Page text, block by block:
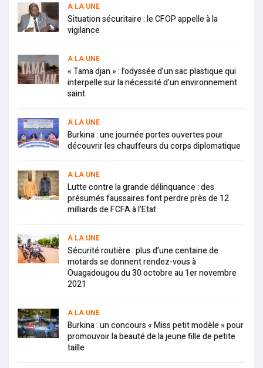
A LA UNE
Situation sécuritaire : le CFOP appelle à la
vigilance
A LA UNE
« Tama djan » : l’odyssée d’un sac plastique qui
interpelle sur la nécessité d’un environnement
saint
A LA UNE
Burkina : une journée portes ouvertes pour
découvrir les chauffeurs du corps diplomatique
A LA UNE
Lutte contre la grande délinquance : des
présumés faussaires font perdre près de 12
milliards de FCFA à l’Etat
A LA UNE
Sécurité routière : plus d’une centaine de
motards se donnent rendez-vous à
Ouagadougou du 30 octobre au 1er novembre
2021
A LA UNE
Burkina : un concours « Miss petit modèle » pour
promouvoir la beauté de la jeune fille de petite
taille